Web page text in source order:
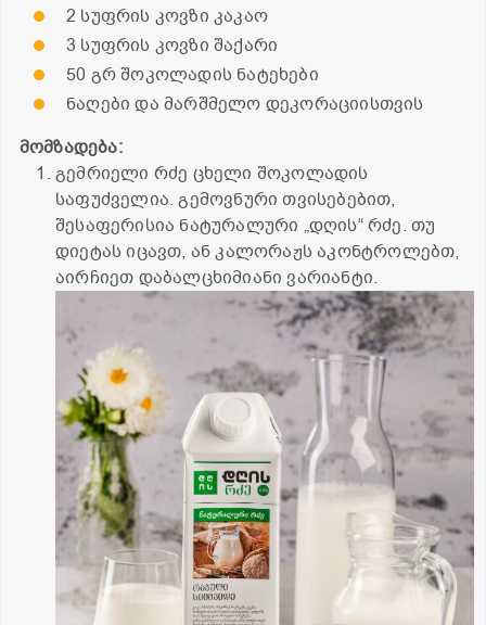
2 სუფრის კოვზი კაკაო
3 სუფრის კოვზი შაქარი
50 გრ შოკოლადის ნატეხები
ნაღები და მარშმელო დეკორაციისთვის
მომზადება:
გემრიელი რძე ცხელი შოკოლადის
საფუძველია. გემოვნური თვისებებით,
შესაფერისია ნატურალური „დღის“ რძე. თუ
დიეტას იცავთ, ან კალორაჟს აკონტროლებთ,
აირჩიეთ დაბალცხიმიანი ვარიანტი.